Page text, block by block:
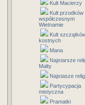
Kult Macierzy
Kult przodków
współczesnym
Wietnamie
Kult
kostnych
Mana
Najstarsze
Malty
Najstasze
Partycypacja
mistyczna
Pramatki